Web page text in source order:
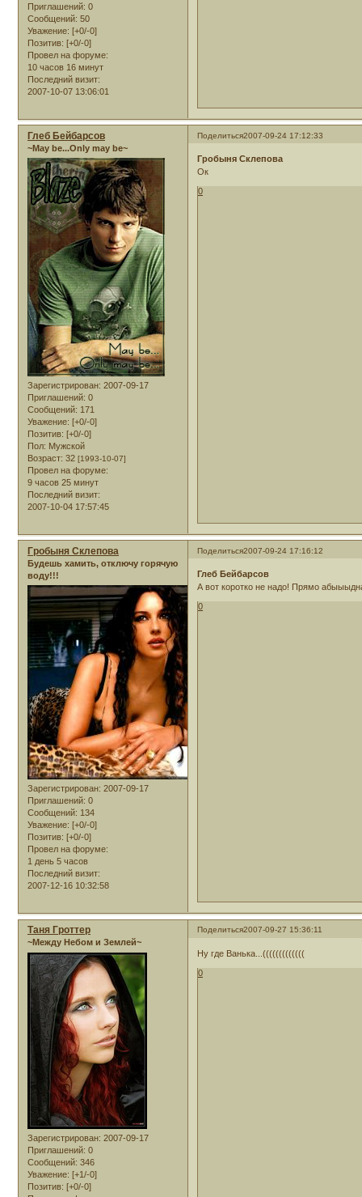
Приглашений: 0
Сообщений: 50
Уважение: [+0/-0]
Позитив: [+0/-0]
Провел на форуме:
10 часов 16 минут
Последний визит:
2007-10-07 13:06:01
Поделиться2007-09-24 17:12:33
Глеб Бейбарсов
~May be...Only may be~
Зарегистрирован: 2007-09-17
Приглашений: 0
Сообщений: 171
Уважение: [+0/-0]
Позитив: [+0/-0]
Пол: Мужской
Возраст: 32 [1993-10-07]
Провел на форуме:
9 часов 25 минут
Последний визит:
2007-10-04 17:57:45
Гробыня Склепова
Ок
0
Поделиться2007-09-24 17:16:12
Гробыня Склепова
Будешь хамить, отключу горячую
воду!!!
Зарегистрирован: 2007-09-17
Приглашений: 0
Сообщений: 134
Уважение: [+0/-0]
Позитив: [+0/-0]
Провел на форуме:
1 день 5 часов
Последний визит:
2007-12-16 10:32:58
Глеб Бейбарсов
А вот коротко не надо! Прямо
0
Поделиться2007-09-27 15:36:11
Таня Гроттер
~Между Небом и Землей~
Зарегистрирован: 2007-09-17
Приглашений: 0
Сообщений: 346
Уважение: [+1/-0]
Позитив: [+0/-0]
Ну где Ванька...(((((((((((((
0